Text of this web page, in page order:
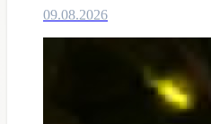
09.08.2026